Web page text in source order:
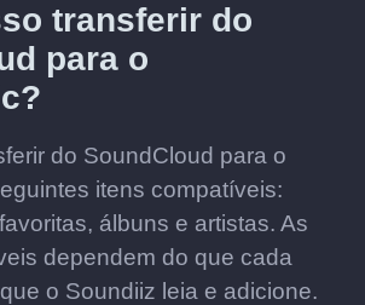
transferir do
para o
do SoundCloud para o
itens compatíveis:
álbuns e artistas. As
dependem do que cada
o Soundiiz leia e adicione.